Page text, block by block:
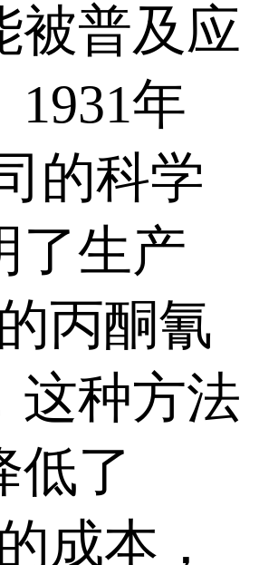
被普及应
年
的科学
了生产
丙酮氰
这种方法
低了
成本，